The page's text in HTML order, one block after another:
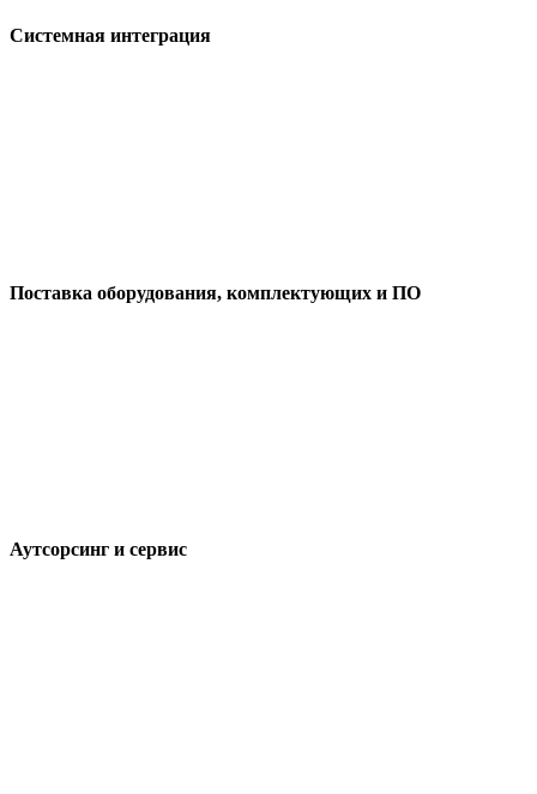
Системная интеграция
Поставка оборудования, комплектующих и ПО
Аутсорсинг и сервис